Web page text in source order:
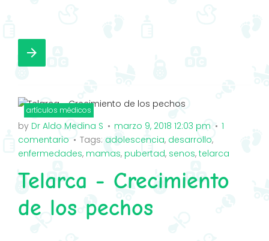
a
c
b
o
o
k
w
i
t
e
r
o
o
l
e
+
n
s
a
g
r
a
m
arrow_forward
artículos médicos
by Dr Aldo Medina S marzo 9, 2018 12:03 pm
1
comentario
Tags: adolescencia, desarrollo,
enfermedades, mamas, pubertad, senos, telarca
Telarca - Crecimiento
de los pechos